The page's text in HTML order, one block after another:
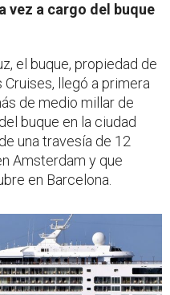
vez a cargo del buque
el buque, propiedad de
Cruises, llegó a primera
de medio millar de
buque en la ciudad
una travesía de 12
Amsterdam y que
en Barcelona.